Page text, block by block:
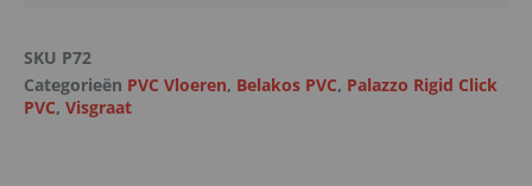
SKU P72
Categorieën PVC Vloeren, Belakos PVC, Palazzo Rigid Click
PVC, Visgraat